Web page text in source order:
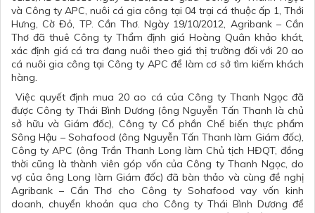
và Công ty APC, nuôi cá gia công tại 04 trại cá thuộc ấp 1, Thới
Hưng, Cờ Đỏ, TP. Cần Thơ. Ngày 19/10/2012, Agribank – Cần
Thơ đã thuê Công ty Thẩm định giá Hoàng Quân khảo khát,
xác định giá cá tra đang nuôi theo giá thị trường đối với 20 ao
cá nuôi gia công tại Công ty APC để làm cơ sở tìm kiếm khách
hàng.
Việc quyết định mua 20 ao cá của Công ty Thanh Ngọc đã
được Công ty Thái Bình Dương (ông Nguyễn Tấn Thanh là chủ
sở hữu và Giám đốc), Công ty Cổ phần Chế biến thực phẩm
Sông Hậu – Sohafood (ông Nguyễn Tấn Thanh làm Giám đốc),
Công ty APC (ông Trần Thanh Long làm Chủ tịch HĐQT, đồng
thời cũng là thành viên góp vốn của Công ty Thanh Ngọc, do
vợ của ông Long làm Giám đốc) đã bàn thảo và cùng đề nghị
Agribank – Cần Thơ cho Công ty Sohafood vay vốn kinh
doanh, chuyển khoản qua cho Công ty Thái Bình Dương để